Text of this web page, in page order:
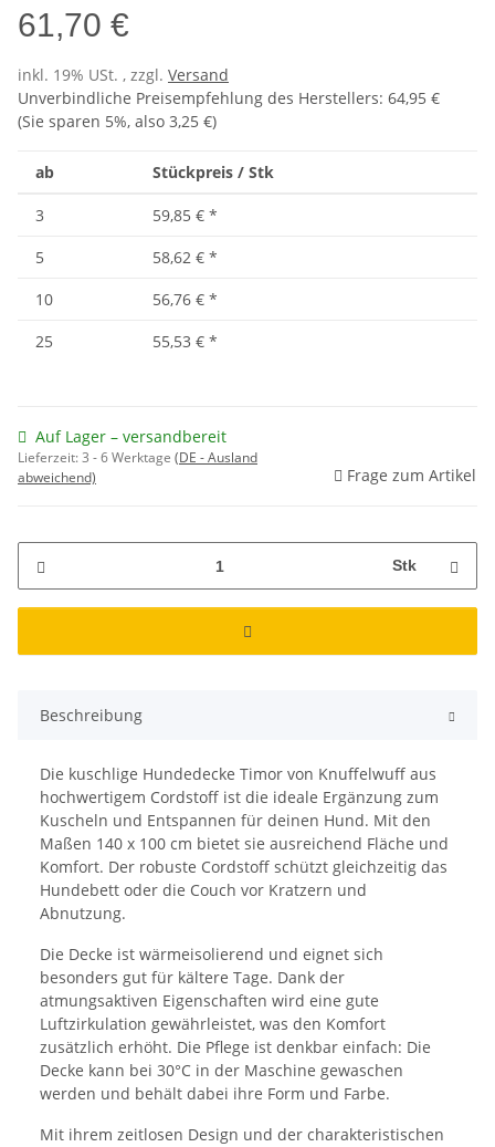
61,70 €
inkl. 19% USt. , zzgl. Versand
Unverbindliche Preisempfehlung des Herstellers: 64,95 €
(Sie sparen 5%, also 3,25 €)
ab Stückpreis / Stk
3 59,85 € *
5
58,62 € *
10
56,76 € *
25
55,53 € *
Auf Lager – versandbereit
Lieferzeit:3 - 6 Werktage (DE - Ausland
abweichend)
Frage zum Artikel
Stk
Beschreibung
Die kuschlige Hundedecke Timor von Knuffelwuff aus
hochwertigem Cordstoff ist die ideale Ergänzung zum
Kuscheln und Entspannen für deinen Hund. Mit den
Maßen 140 x 100 cm bietet sie ausreichend Fläche und
Komfort. Der robuste Cordstoff schützt gleichzeitig das
Hundebett oder die Couch vor Kratzern und
Abnutzung.
Die Decke ist wärmeisolierend und eignet sich
besonders gut für kältere Tage. Dank der
atmungsaktiven Eigenschaften wird eine gute
Luftzirkulation gewährleistet, was den Komfort
zusätzlich erhöht. Die Pflege ist denkbar einfach: Die
Decke kann bei 30°C in der Maschine gewaschen
werden und behält dabei ihre Form und Farbe.
Mit ihrem zeitlosen Design und der charakteristischen